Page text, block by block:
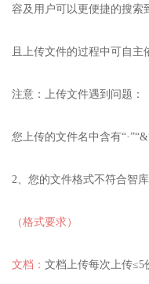
容及用户可以更便捷的搜索
且上传文件的过程中可自
注意：上传文件遇到问题：
您上传的文件名中含有
2、您的文件格式不符合智
（格式要求）
文档： 文档上传每次上传≤5